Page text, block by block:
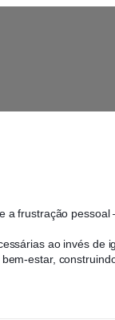
a frustração pessoal
ao invés de
estar, constru